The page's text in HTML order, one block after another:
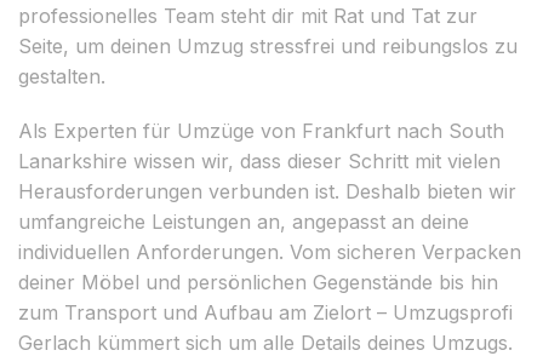
professionelles Team steht dir mit Rat und Tat zur
Seite, um deinen Umzug stressfrei und reibungslos zu
gestalten.
Als Experten für Umzüge von Frankfurt nach South
Lanarkshire wissen wir, dass dieser Schritt mit vielen
Herausforderungen verbunden ist. Deshalb bieten wir
umfangreiche Leistungen an, angepasst an deine
individuellen Anforderungen. Vom sicheren Verpacken
deiner Möbel und persönlichen Gegenstände bis hin
zum Transport und Aufbau am Zielort – Umzugsprofi
Gerlach kümmert sich um alle Details deines Umzugs.